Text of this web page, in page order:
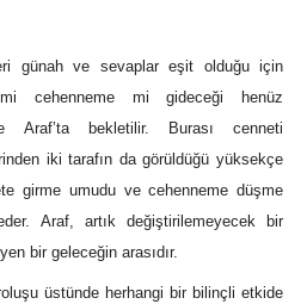
günah ve sevaplar eşit olduğu için
cehenneme mi gideceği henüz
Araf’ta bekletilir. Burası cenneti
iki tarafın da görüldüğü yüksekçe
girme umudu ve cehenneme düşme
Araf, artık değiştirilemeyecek bir
bir geleceğin arasıdır.
üstünde herhangi bir bilinçli etkide